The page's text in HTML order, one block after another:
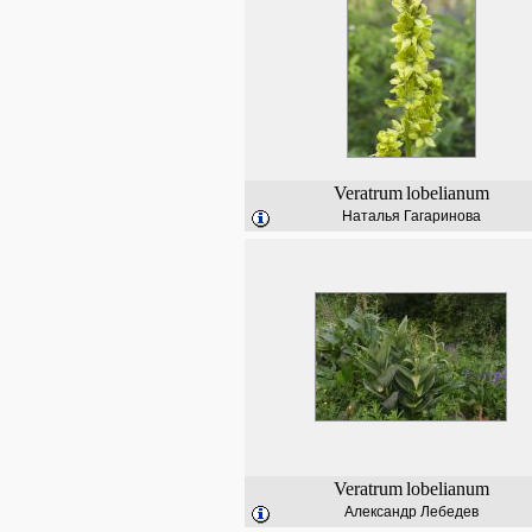
Veratrum lobelianum
Наталья Гагаринова
Veratrum lobelianum
Александр Лебедев